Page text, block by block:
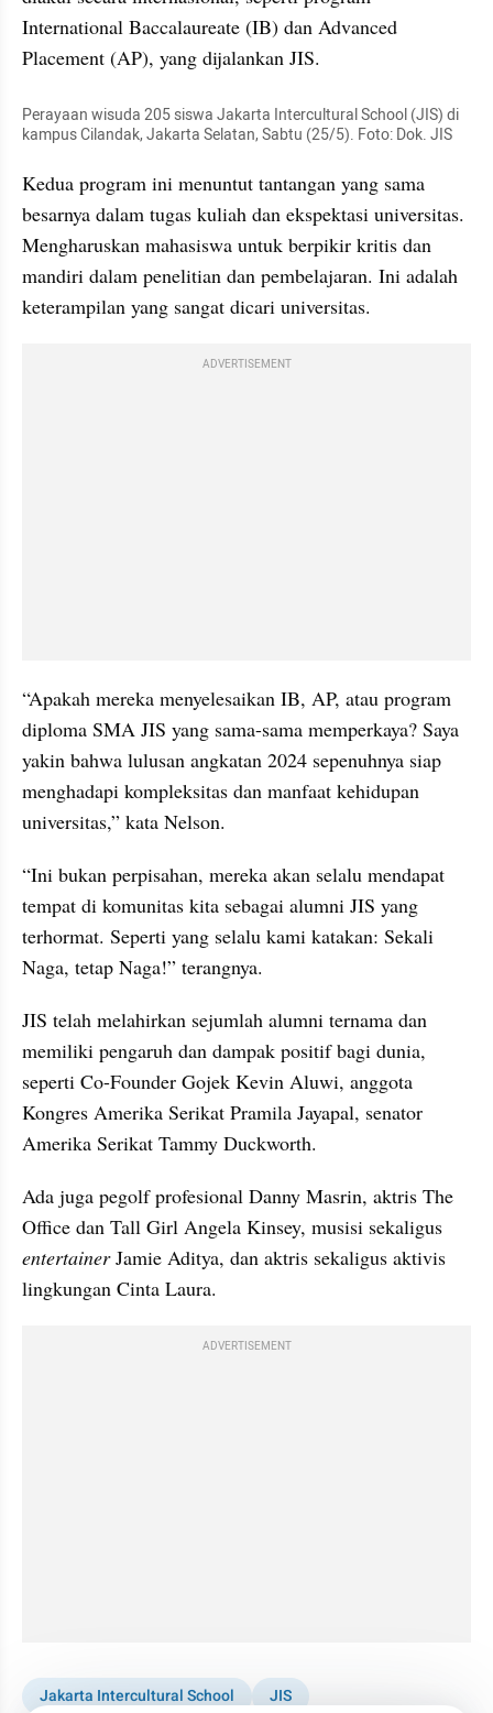
International Baccalaureate (IB) dan Advanced
Placement (AP), yang dijalankan JIS.
Perayaan wisuda 205 siswa Jakarta Intercultural School (JIS) di
kampus Cilandak, Jakarta Selatan, Sabtu (25/5). Foto: Dok. JIS
Kedua program ini menuntut tantangan yang sama
besarnya dalam tugas kuliah dan ekspektasi universitas.
Mengharuskan mahasiswa untuk berpikir kritis dan
mandiri dalam penelitian dan pembelajaran. Ini adalah
keterampilan yang sangat dicari universitas.
ADVERTISEMENT
“Apakah mereka menyelesaikan IB, AP, atau program
diploma SMA JIS yang sama-sama memperkaya? Saya
yakin bahwa lulusan angkatan 2024 sepenuhnya siap
menghadapi kompleksitas dan manfaat kehidupan
universitas,” kata Nelson.
“Ini bukan perpisahan, mereka akan selalu mendapat
tempat di komunitas kita sebagai alumni JIS yang
terhormat. Seperti yang selalu kami katakan: Sekali
Naga, tetap Naga!” terangnya.
JIS telah melahirkan sejumlah alumni ternama dan
memiliki pengaruh dan dampak positif bagi dunia,
seperti Co-Founder Gojek Kevin Aluwi, anggota
Kongres Amerika Serikat Pramila Jayapal, senator
Amerika Serikat Tammy Duckworth.
Ada juga pegolf profesional Danny Masrin, aktris The
Office dan Tall Girl Angela Kinsey, musisi sekaligus
entertainer Jamie Aditya, dan aktris sekaligus aktivis
lingkungan Cinta Laura.
ADVERTISEMENT
Jakarta Intercultural School JIS